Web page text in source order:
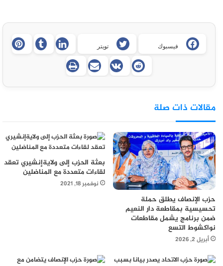
فيسبوك تويتر
مقالات ذات صلة
حزب الإنصاف يطلق حملة
تحسيسية بمقاطعة دار النعيم
ضمن برنامج يشمل مقاطعات
نواكشوط التسع
أبريل 2, 2026
بعثة الحزب إلى ولايةإنشيري تعقد
لقاءات متعددة مع المناضلين
نوفمبر 18, 2021